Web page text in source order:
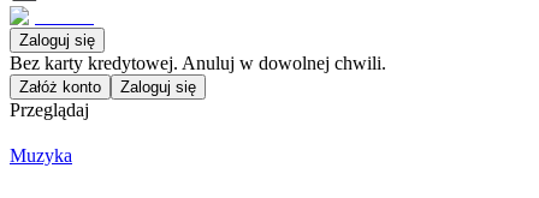
Zaloguj się
Bez karty kredytowej. Anuluj w dowolnej chwili.
Załóż konto Zaloguj się
Przeglądaj
Muzyka